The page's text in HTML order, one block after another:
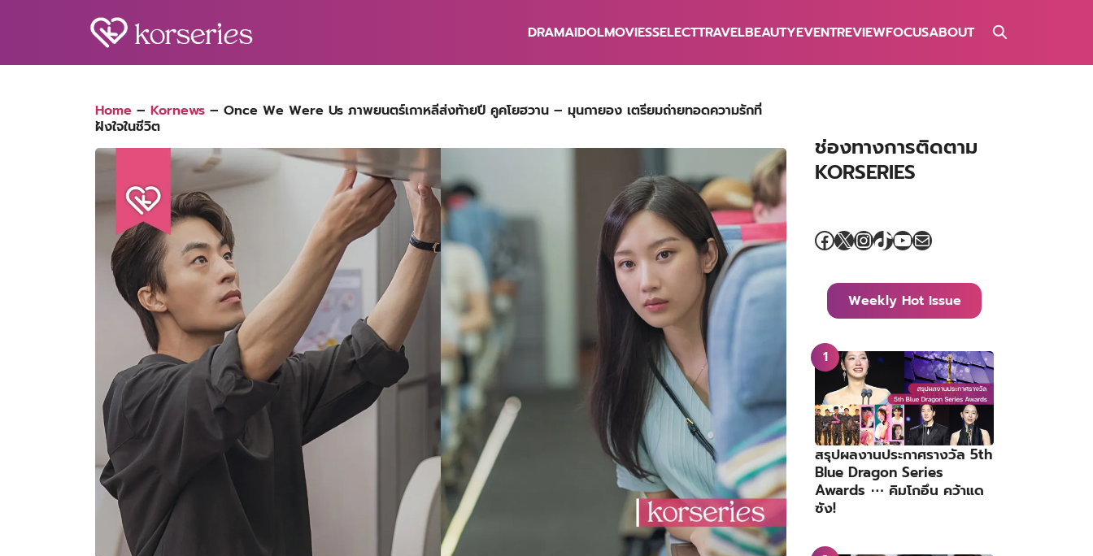
DRAMAIDOLMOVIESSELECTTRAVELBEAUTYEVENTREVIEWFOCUSABOUT
Home – Kornews – Once We Were Us ภาพยนตร์เกาหลีส่งท้ายปี คูคโยฮวาน – มุนกายอง เตรียมถ่ายทอดความรักที่
ฝังใจในชีวิต
ช่องทางการติดตาม
KORSERIES
Facebook
X Instagram
TikTok
YouTube
Mail
Weekly Hot Issue
สรุปผลงานประกาศรางวัล 5th
Blue Dragon Series
Awards ⋯ คิมโกอึน คว้าแด
ซัง!